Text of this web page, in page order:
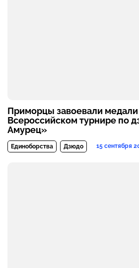
Приморцы завоевали медали
Всероссийском турнире по
Амурец»
Единоборства Дзюдо 15 сентября